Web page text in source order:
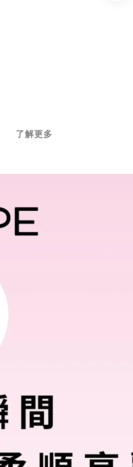
了解更多